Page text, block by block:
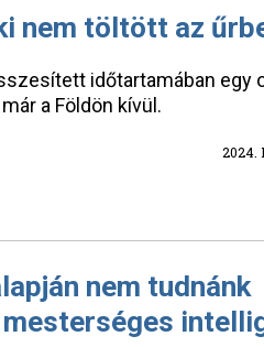
nem töltött az
időtartamában egy
a Földön kívül.
2024.
nem tudnánk